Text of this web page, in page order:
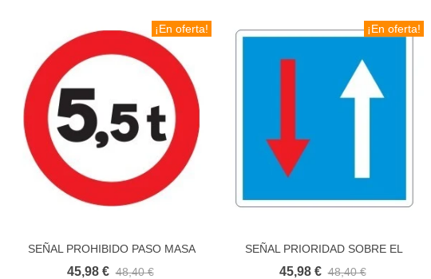
¡En oferta!
SEÑAL PROHIBIDO PASO MASA
LIMITADA
45,98 € 48,40 €
¡En oferta!
Añadir al carrito
SEÑAL PRIORIDAD SOBRE EL
SENTIDO CONTRARIO R6
45,98 € 48,40 €